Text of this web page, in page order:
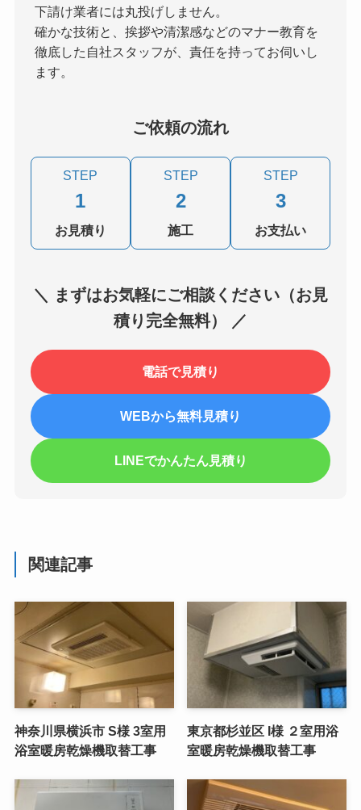
下請け業者には丸投げしません。
確かな技術と、挨拶や清潔感などのマナー教育を
徹底した自社スタッフが、責任を持ってお伺いし
ます。
ご依頼の流れ
STEP
1
お見積り
STEP
2
施工
STEP
3
お支払い
＼ まずはお気軽にご相談ください（お見
積り完全無料） ／
電話で見積り
WEBから無料見積り
LINEでかんたん見積り
関連記事
神奈川県横浜市 S様 3室用
浴室暖房乾燥機取替工事
東京都杉並区 I様 ２室用浴
室暖房乾燥機取替工事